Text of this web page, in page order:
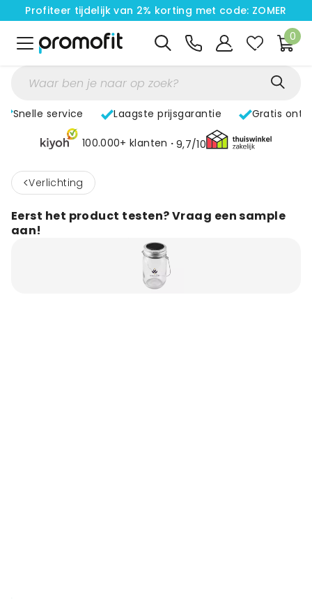
Profiteer tijdelijk van 2% korting met code: ZOMER
0
Snelle service Laagste prijsgarantie Gratis
100.000+ klanten 9,7/10
< Verlichting
Eerst het product testen? Vraag een sample
aan!